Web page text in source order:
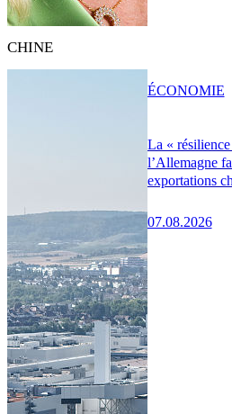
CHINE
La «
l’Allemagne
exportations
07.08.2026
ÉCONOMIE